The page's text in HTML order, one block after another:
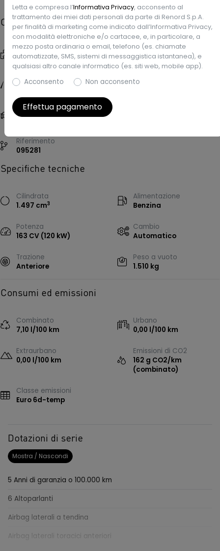
Caratteristiche
Tipo di veicolo
Usata
Data Imm.
5/2024
Chilometri
Garanzia
Carrozzeria
SUV, 5 porte, 5 posti
Riferimento
095281
Specifiche tecniche
Cilindrata
1.497 cm3
Alimentazione
Benzina
Potenza
163 CV (120 kW)
Cambio
Automatico
Trazione
Anteriore
Peso a vuoto
1.510 kg
Consumi ed emissioni
Combinato
7,10 l/100 km
Urbano
0,00 l/100 km
Extraurbano
0,00 l/100 km
Emissioni di CO2
162 g CO2/km
(combinato)
Classe emissioni
Euro 6d-temp
Dotazioni di serie
Mostra / Nascondi
5 Anni di garanzia o 100.000 km
6 Altoparlanti
Airbag laterali a tendina
Airbag laterali toracici anteriori
Letta e compresa l’Informativa Privacy, acconsento al
trattamento dei miei dati personali da parte di Renord S.p.A.
per finalità di marketing come indicato dall’Informativa Privacy,
con modalità elettroniche e/o cartacee, e, in particolare, a
mezzo posta ordinaria o email, telefono (es. chiamate
automatizzate, SMS, sistemi di messaggistica istantanea), e
qualsiasi altro canale informatico (es. siti web, mobile app).
Acconsento Non acconsento
Effettua pagamento